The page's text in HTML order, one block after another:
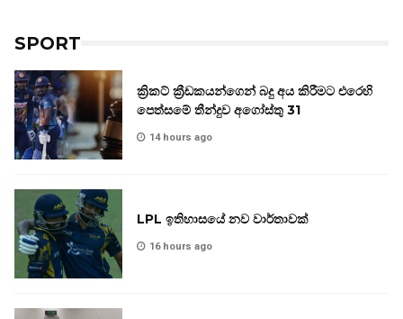
SPORT
ක්‍රිකට් ක්‍රීඩකයන්ගෙන් බදු අය කිරීමට එරෙහි
පෙත්සමේ තීන්දුව අගෝස්තු 31
14 hours ago
LPL ඉතිහාසයේ නව වාර්තාවක්
16 hours ago